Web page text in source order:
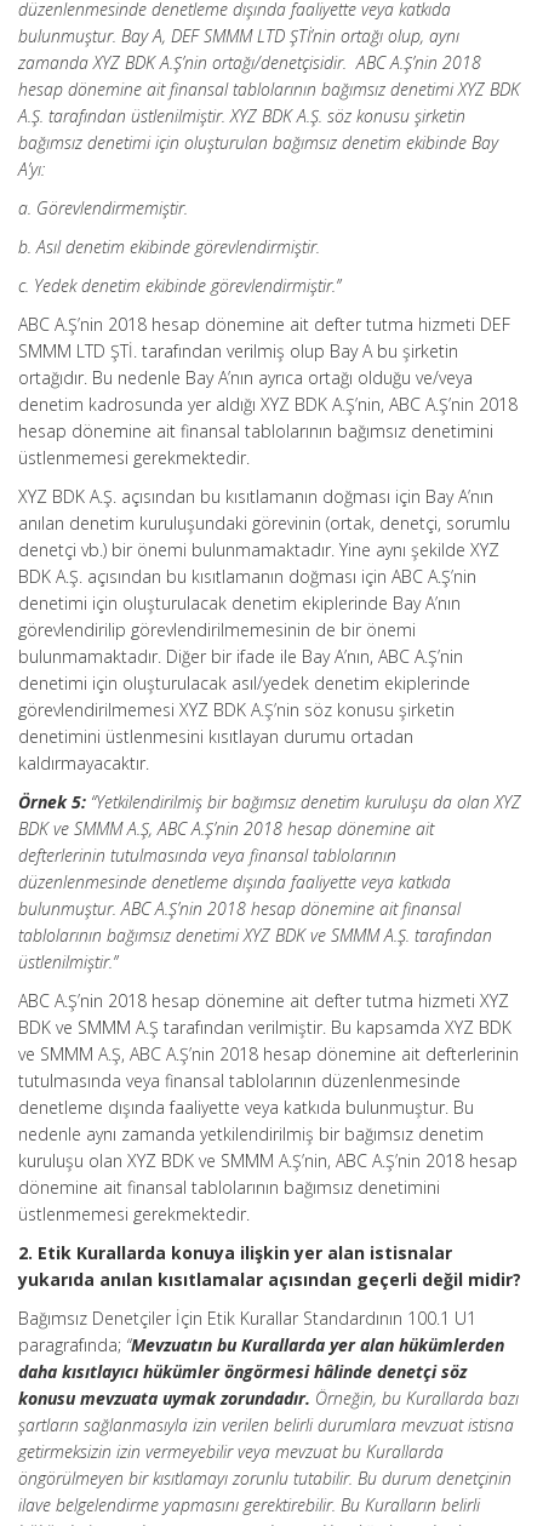
düzenlenmesinde denetleme dışında faaliyette veya katkıda
bulunmuştur. Bay A, DEF SMMM LTD ŞTİ’nin ortağı olup, aynı
zamanda XYZ BDK A.Ş’nin ortağı/denetçisidir. ABC A.Ş’nin 2018
hesap dönemine ait finansal tablolarının bağımsız denetimi XYZ BDK
A.Ş. tarafından üstlenilmiştir. XYZ BDK A.Ş. söz konusu şirketin
bağımsız denetimi için oluşturulan bağımsız denetim ekibinde Bay
A’yı:
a. Görevlendirmemiştir.
b. Asıl denetim ekibinde görevlendirmiştir.
c. Yedek denetim ekibinde görevlendirmiştir.”
ABC A.Ş’nin 2018 hesap dönemine ait defter tutma hizmeti DEF
SMMM LTD ŞTİ. tarafından verilmiş olup Bay A bu şirketin
ortağıdır. Bu nedenle Bay A’nın ayrıca ortağı olduğu ve/veya
denetim kadrosunda yer aldığı XYZ BDK A.Ş’nin, ABC A.Ş’nin 2018
hesap dönemine ait finansal tablolarının bağımsız denetimini
üstlenmemesi gerekmektedir.
XYZ BDK A.Ş. açısından bu kısıtlamanın doğması için Bay A’nın
anılan denetim kuruluşundaki görevinin (ortak, denetçi, sorumlu
denetçi vb.) bir önemi bulunmamaktadır. Yine aynı şekilde XYZ
BDK A.Ş. açısından bu kısıtlamanın doğması için ABC A.Ş’nin
denetimi için oluşturulacak denetim ekiplerinde Bay A’nın
görevlendirilip görevlendirilmemesinin de bir önemi
bulunmamaktadır. Diğer bir ifade ile Bay A’nın, ABC A.Ş’nin
denetimi için oluşturulacak asıl/yedek denetim ekiplerinde
görevlendirilmemesi XYZ BDK A.Ş’nin söz konusu şirketin
denetimini üstlenmesini kısıtlayan durumu ortadan
kaldırmayacaktır.
Örnek 5: “Yetkilendirilmiş bir bağımsız denetim kuruluşu da olan XYZ
BDK ve SMMM A.Ş, ABC A.Ş’nin 2018 hesap dönemine ait
defterlerinin tutulmasında veya finansal tablolarının
düzenlenmesinde denetleme dışında faaliyette veya katkıda
bulunmuştur. ABC A.Ş’nin 2018 hesap dönemine ait finansal
tablolarının bağımsız denetimi XYZ BDK ve SMMM A.Ş. tarafından
üstlenilmiştir.”
ABC A.Ş’nin 2018 hesap dönemine ait defter tutma hizmeti XYZ
BDK ve SMMM A.Ş tarafından verilmiştir. Bu kapsamda XYZ BDK
ve SMMM A.Ş, ABC A.Ş’nin 2018 hesap dönemine ait defterlerinin
tutulmasında veya finansal tablolarının düzenlenmesinde
denetleme dışında faaliyette veya katkıda bulunmuştur. Bu
nedenle aynı zamanda yetkilendirilmiş bir bağımsız denetim
kuruluşu olan XYZ BDK ve SMMM A.Ş’nin, ABC A.Ş’nin 2018 hesap
dönemine ait finansal tablolarının bağımsız denetimini
üstlenmemesi gerekmektedir.
2. Etik Kurallarda konuya ilişkin yer alan istisnalar
yukarıda anılan kısıtlamalar açısından geçerli değil midir?
Bağımsız Denetçiler İçin Etik Kurallar Standardının 100.1 U1
paragrafında; “Mevzuatın bu Kurallarda yer alan hükümlerden
daha kısıtlayıcı hükümler öngörmesi hâlinde denetçi söz
konusu mevzuata uymak zorundadır. Örneğin, bu Kurallarda bazı
şartların sağlanmasıyla izin verilen belirli durumlara mevzuat istisna
getirmeksizin izin vermeyebilir veya mevzuat bu Kurallarda
öngörülmeyen bir kısıtlamayı zorunlu tutabilir. Bu durum denetçinin
ilave belgelendirme yapmasını gerektirebilir. Bu Kuralların belirli